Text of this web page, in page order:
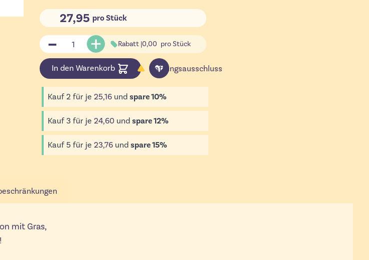
27,95 pro Stück
Menge Rabatt |0,00 pro Stück
In den Warenkorb Haftungsausschluss
Kauf 2 für je 25,16 und spare10%
Kauf 3 für je 24,60 und spare12%
Kauf 5 für je 23,76 und spare15%
mit Gras,